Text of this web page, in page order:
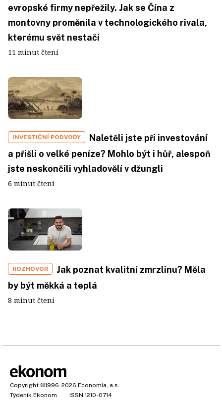
evropské firmy nepřežily. Jak se Čína z
montovny proměnila v technologického rivala,
kterému svět nestačí
11 minut čtení
INVESTIČNÍ PODVODY
Naletěli jste při investování
a přišli o velké peníze? Mohlo být i hůř, alespoň
jste neskončili vyhladovělí v džungli
6 minut čtení
ROZHOVOR
Jak poznat kvalitní zmrzlinu? Měla
by být měkká a teplá
8 minut čtení
Copyright ©1996-2026 Economia, a.s.
Týdeník Ekonom
ISSN 1210-0714